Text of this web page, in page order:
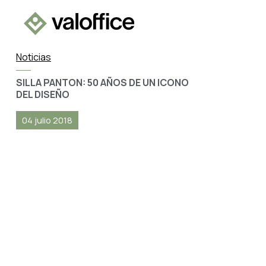
Noticias
SILLA PANTON: 50 AÑOS DE UN ICONO
DEL DISEÑO
04 julio 2018